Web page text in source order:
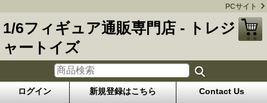
PCサイト
1/6フィギュア通販専門店 - トレジ
ャートイズ
ログイン 新規登録はこちら Contact Us